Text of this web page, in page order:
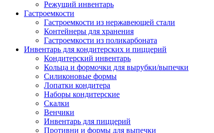
Режущий инвентарь
Гастроемкости
Гастроемкости из нержавеющей стали
Контейнеры для хранения
Гастроемкости из поликарбоната
Инвентарь для кондитерских и пиццерий
Кондитерский инвентарь
Кольца и формочки для вырубки/выпечки
Силиконовые формы
Лопатки кондитера
Наборы кондитерские
Скалки
Венчики
Инвентарь для пиццерий
Противни и формы для выпечки